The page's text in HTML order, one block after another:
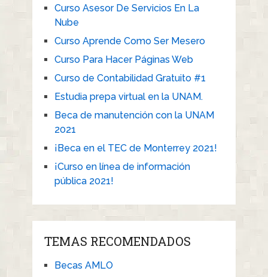
Curso Asesor De Servicios En La
Nube
Curso Aprende Como Ser Mesero
Curso Para Hacer Páginas Web
Curso de Contabilidad Gratuito #1
Estudia prepa virtual en la UNAM.
Beca de manutención con la UNAM
2021
¡Beca en el TEC de Monterrey 2021!
¡Curso en línea de información
pública 2021!
TEMAS RECOMENDADOS
Becas AMLO